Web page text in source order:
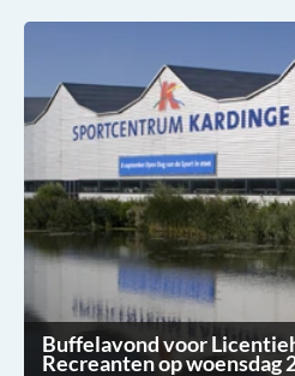
Buffelavond voor
Recreanten op woensdag